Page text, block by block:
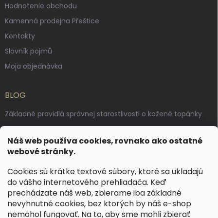
Náš web používa cookies, rovnako ako ostatné
webové stránky.
Cookies sú krátke textové súbory, ktoré sa ukladajú
do vášho internetového prehliadača. Keď
prechádzate náš web, zbierame iba základné
nevyhnutné cookies, bez ktorých by náš e-shop
nemohol fungovať. Na to, aby sme mohli zbierať
Hodnotenie obchodu
Kamenná prodejna Přeštice
Kontakty
Slovník pojmů
Moja objednávka
BLOG
Základné pravidlá správnej starostlivosti o kožené topánky
Výroba českých kožených opaskov: vôňa pravej kože, dotyk
remesla
KONTAKT
dotazy@ spongr.cz